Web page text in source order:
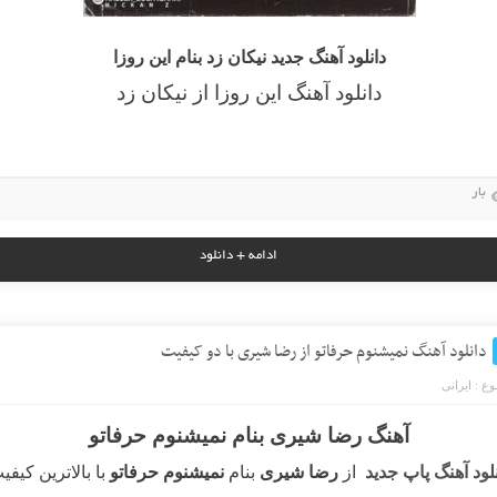
دانلود آهنگ جدید نیکان زد بنام این روزا
دانلود آهنگ این روزا از نیکان زد
بار
ادامه + دانلود
دانلود آهنگ نمیشنوم حرفاتو از رضا شیری با دو کیفیت
: ایرانی
آهنگ رضا شیری بنام نمیشنوم حرفاتو
آهنگ پاپ جدید ازرضا شیری بنامنمیشنوم حرفاتو با بالاترین